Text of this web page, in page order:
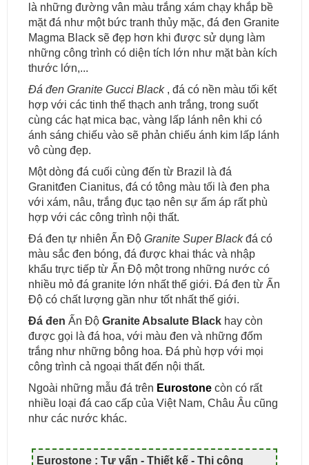
là những đường vân màu trắng xám chạy khắp bề
mặt đá như một bức tranh thủy mặc, đá đen Granite
Magma Black sẽ đẹp hơn khi được sử dụng làm
những công trình có diện tích lớn như mặt bàn kích
thước lớn,...
Đá đen Granite Gucci Black, đá có nền màu tối kết
hợp với các tinh thể thạch anh trắng, trong suốt
cùng các hạt mica bạc, vàng lấp lánh nên khi có
ánh sáng chiếu vào sẽ phản chiếu ánh kim lấp lánh
vô cùng đẹp.
Một dòng đá cuối cùng đến từ Brazil là đá
Granitđen Cianitus, đá có tông màu tối là đen pha
với xám, nâu, trắng đục tạo nên sự ấm áp rất phù
hợp với các công trình nội thất.
Đá đen tự nhiên Ấn Độ Granite Super Blackđá có
màu sắc đen bóng, đá được khai thác và nhập
khẩu trực tiếp từ Ấn Độ một trong những nước có
nhiều mỏ đá granite lớn nhất thế giới. Đá đen từ Ấn
Độ có chất lượng gần như tốt nhất thế giới.
Đá đen Ấn Độ Granite Absalute Black hay còn
được gọi là đá hoa, với màu đen và những đốm
trắng như những bông hoa. Đá phù hợp với mọi
công trình cả ngoại thất đến nội thất.
Ngoài những mẫu đá trên Eurostone còn có rất
nhiều loại đá cao cấp của Việt Nam, Châu Âu cũng
như các nước khác.
Eurostone : Tư vấn - Thiết kế - Thi công